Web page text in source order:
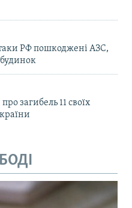
РФ пошкоджені АЗС,
загибель 11 своїх